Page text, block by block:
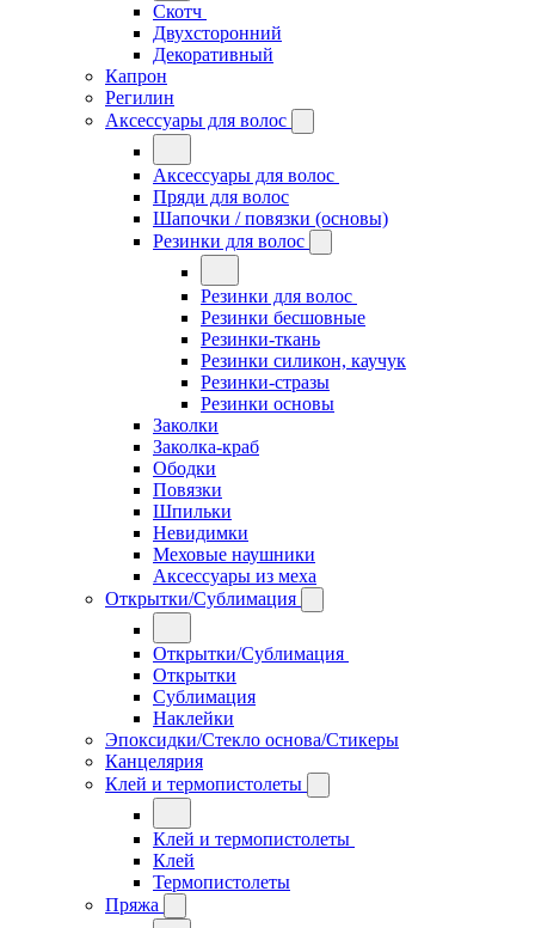
Скотч
Двухсторонний
Декоративный
Капрон
Регилин
Аксессуары для волос
Аксессуары для волос
Пряди для волос
Шапочки / повязки (основы)
Резинки для волос
Резинки для волос
Резинки бесшовные
Резинки-ткань
Резинки силикон, каучук
Резинки-стразы
Резинки основы
Заколки
Заколка-краб
Ободки
Повязки
Шпильки
Невидимки
Меховые наушники
Аксессуары из меха
Открытки/Сублимация
Открытки/Сублимация
Открытки
Сублимация
Наклейки
Эпоксидки/Стекло основа/Стикеры
Канцелярия
Клей и термопистолеты
Клей и термопистолеты
Клей
Термопистолеты
Пряжа